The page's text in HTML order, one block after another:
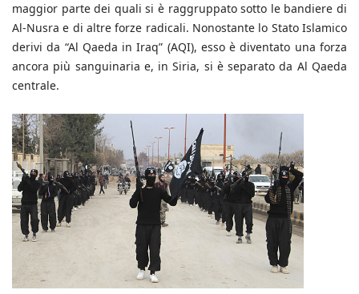
maggior parte dei quali si è raggruppato sotto le bandiere di
Al-Nusra e di altre forze radicali. Nonostante lo Stato Islamico
derivi da “Al Qaeda in Iraq” (AQI), esso è diventato una forza
ancora più sanguinaria e, in Siria, si è separato da Al Qaeda
centrale.